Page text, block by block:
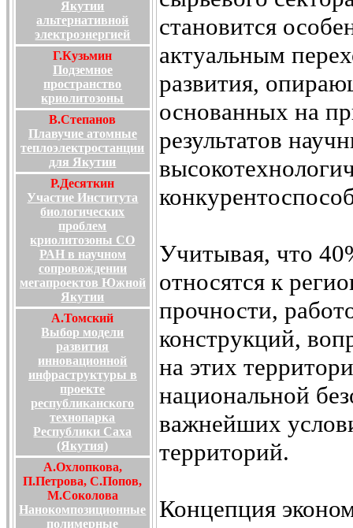
Якутии
альтернативной
электроэнергией
Г.Кузьмин
Подземное
пространство
криолитозоны
В.Степанов
Плавучие атомные
теплоэлектростанции
для Якутии
Р.Десяткин
Участие Института
биологических
проблем
криолитозоны СО
РАН в научном
сопровождении
мегапроектов Южной
Якутии
А.Томский
Выбор модели
развития
инновационной
инфраструктуры в
проекте
республиканского
технопарка
Республики Саха
(Якутия)
А.Охлопкова,
П.Петрова, С.Попов,
М.Соколова
Нанокомпозиционные
полимерные
становится
актуальным
развития,
основанных на
результатов
Учитывая, что
относятся к
прочности,
конструкций,
на этих
национальной
важнейших
территорий.
Концепция